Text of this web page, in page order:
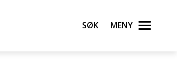
Søk Meny